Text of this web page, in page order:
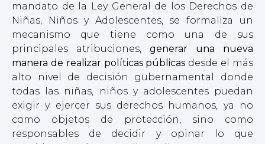
mandato de la Ley General de los Derechos de
Niñas, Niños y Adolescentes, se formaliza un
mecanismo que tiene como una de sus
principales atribuciones, generar una nueva
manera de realizar políticas públicas desde el más
alto nivel de decisión gubernamental donde
todas las niñas, niños y adolescentes puedan
exigir y ejercer sus derechos humanos, ya no
como objetos de protección, sino como
responsables de decidir y opinar lo que